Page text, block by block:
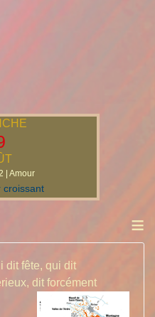
| Amour
croissant
≡
dit fête, qui dit
dit forcément